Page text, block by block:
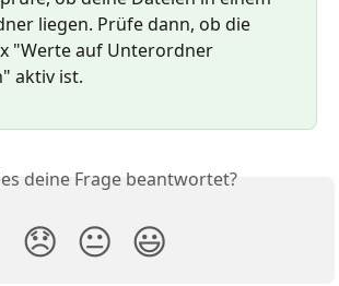
liegen. Prüfe dann, ob die
"Werte auf Unterordner
aktiv ist.
deine Frage beantwortet?
😞 😐 😃